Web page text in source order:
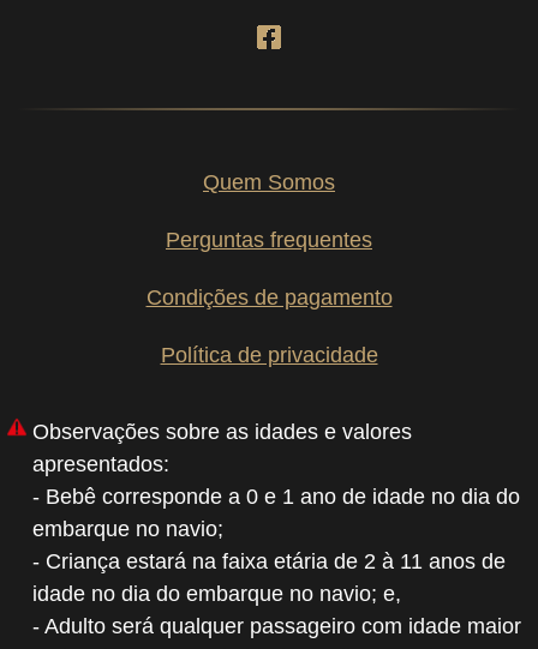
Quem Somos
Perguntas frequentes
Condições de pagamento
Política de privacidade
Observações sobre as idades e valores
apresentados:
- Bebê corresponde a 0 e 1 ano de idade no dia do
embarque no navio;
- Criança estará na faixa etária de 2 à 11 anos de
idade no dia do embarque no navio; e,
- Adulto será qualquer passageiro com idade maior